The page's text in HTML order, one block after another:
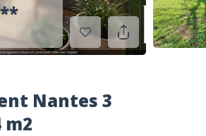
Nantes 3
m2
**